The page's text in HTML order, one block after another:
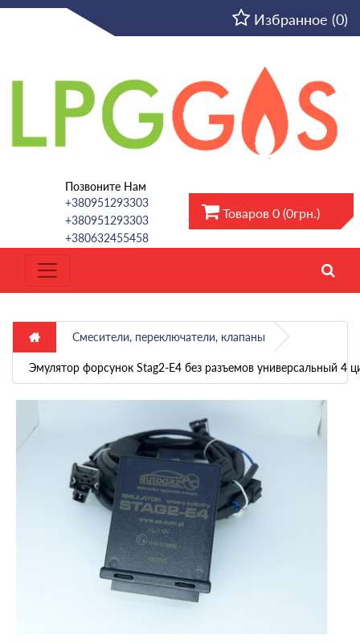
Избранное (0)
Позвоните Нам
+380951293303
+380951293303
+380632455458
Товаров 0 (0грн.)
Смесители, переключатели, клапаны
Эмулятор форсунок Stag2-E4 без разъемов универсальный 4